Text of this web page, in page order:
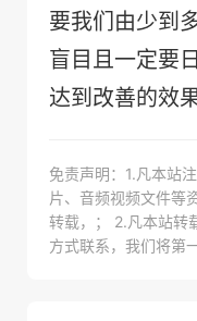
要我们由少到
盲目且一定要
达到改善的效果
免责声明：1.凡本站
片、音频视频文件等
转载，； 2.凡本站转
方式联系，我们将第